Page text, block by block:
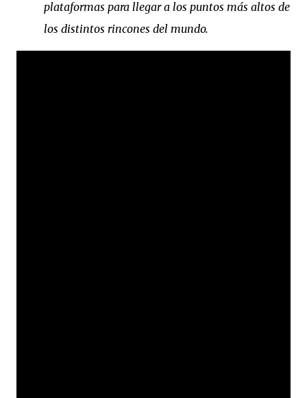
plataformas para llegar a los puntos más altos de
los distintos rincones del mundo.